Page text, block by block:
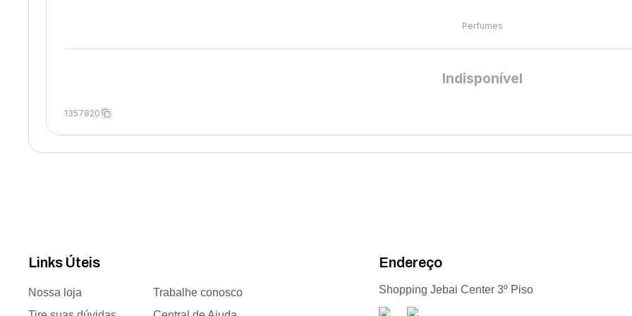
Perfumes
Indisponível
1357820
Links Úteis
Nossa loja
Trabalhe conosco
Endereço
Shopping Jebai Center 3º Piso